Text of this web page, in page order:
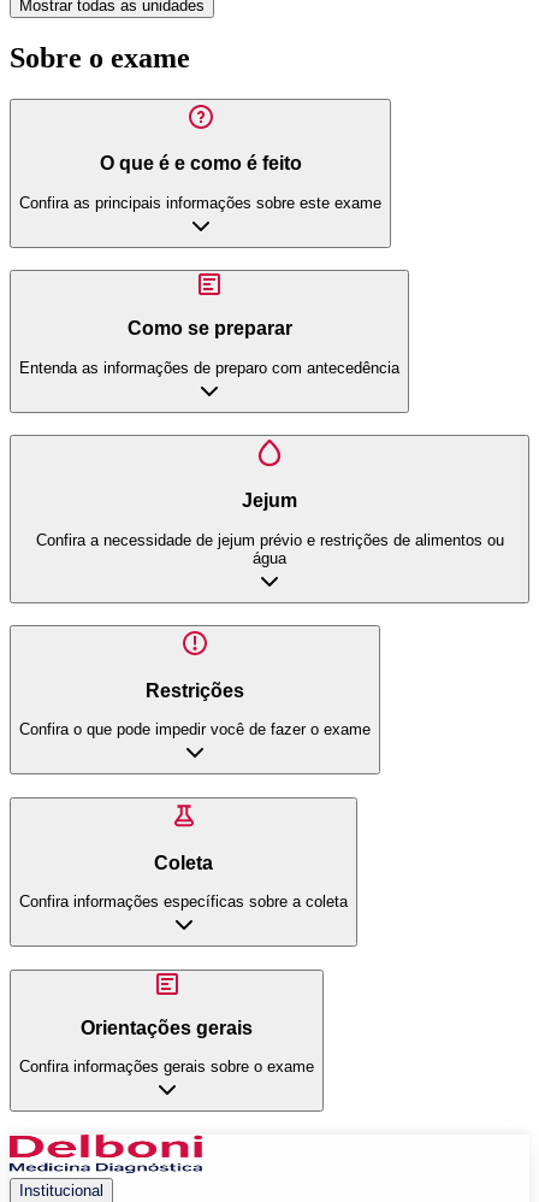
Mostrar todas as unidades
Sobre o exame
O que é e como é feito
Confira as principais informações sobre este exame
Como se preparar
Entenda as informações de preparo com antecedência
Jejum
Confira a necessidade de jejum prévio e restrições de alimentos ou
água
Restrições
Confira o que pode impedir você de fazer o exame
Coleta
Confira informações específicas sobre a coleta
Orientações gerais
Confira informações gerais sobre o exame
Institucional